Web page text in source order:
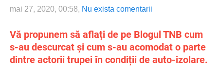
mai 27, 2020, 00:58, Nu exista comentarii
Vă propunem să aflați de pe Blogul TNB cum
s-au descurcat și cum s-au acomodat o parte
dintre actorii trupei în condiții de auto-izolare.